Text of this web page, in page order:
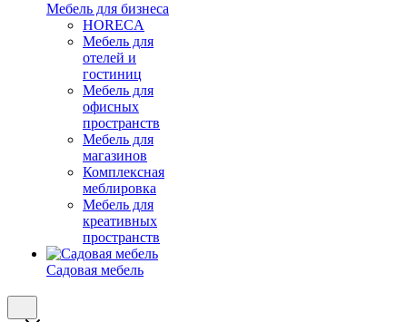
Мебель для бизнеса
HORECA
Мебель для
отелей и
гостиниц
Мебель для
офисных
пространств
Мебель для
магазинов
Комплексная
меблировка
Мебель для
креативных
пространств
Садовая мебель